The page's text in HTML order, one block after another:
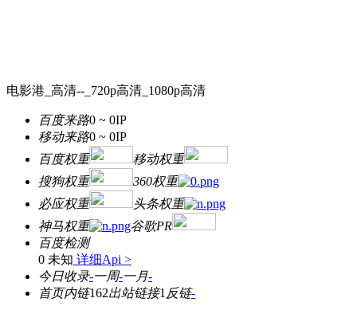
电影港_高清--_720p高清_1080p高清
百度来路0 ~ 0IP
移动来路0 ~ 0IP
百度权重
移动权重
搜狗权重
360权重
必应权重
头条权重
神马权重
谷歌PR
百度检测
0 未知 详细Api >
今日收录-一周-一月-
首页内链162出站链接1 反链-